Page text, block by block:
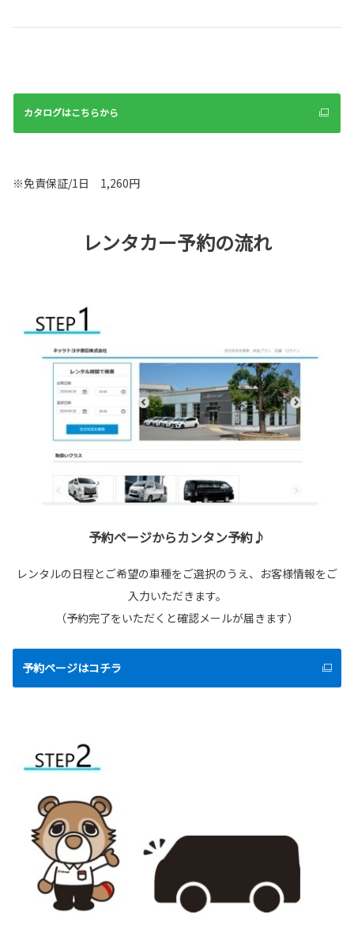
カタログはこちらから
※免責保証/1日 1,260円
レンタカー予約の流れ
予約ページからカンタン予約♪
レンタルの日程とご希望の車種をご選択のうえ、お客様情報をご
入力いただきます。
（予約完了をいただくと確認メールが届きます）
予約ページはコチラ